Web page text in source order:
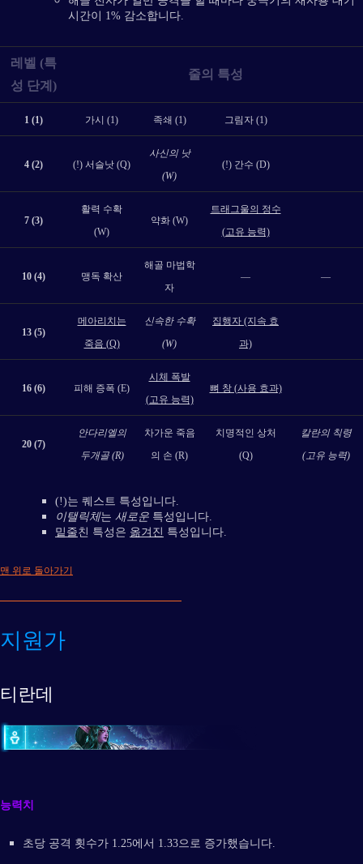
시간이 1% 감소합니다.
레벨 (특
성 단계)
줄의 특성
1 (1) 가시 (1) 족쇄 (1) 그림자 (1)
4 (2) (!) 서슬낫 (Q)
사신의 낫
(W)
(!) 간수 (D)
7 (3)
활력 수확
(W)
약화 (W)
트래그울의 정수
(고유 능력)
10 (4) 맹독 확산
해골 마법학
자
— —
13 (5)
메아리치는
죽음 (Q)
신속한 수확
(W)
집행자 (지속 효
과)
16 (6) 피해 증폭 (E)
시체 폭발
(고유 능력)
뼈 창 (사용 효과)
20 (7)
안다리엘의
두개골 (R)
차가운 죽음
의 손 (R)
치명적인 상처
(Q)
칼란의 칙령
(고유 능력)
(!)는 퀘스트 특성입니다.
이탤릭체는 새로운 특성입니다.
밑줄친 특성은 옮겨진 특성입니다.
맨 위로 돌아가기
지원가
티란데
능력치
초당 공격 횟수가 1.25에서 1.33으로 증가했습니다.